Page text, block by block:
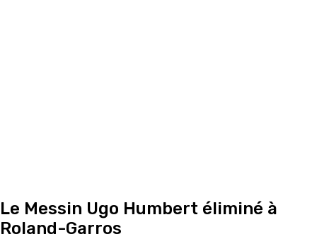
Le Messin Ugo Humbert éliminé à
Roland-Garros